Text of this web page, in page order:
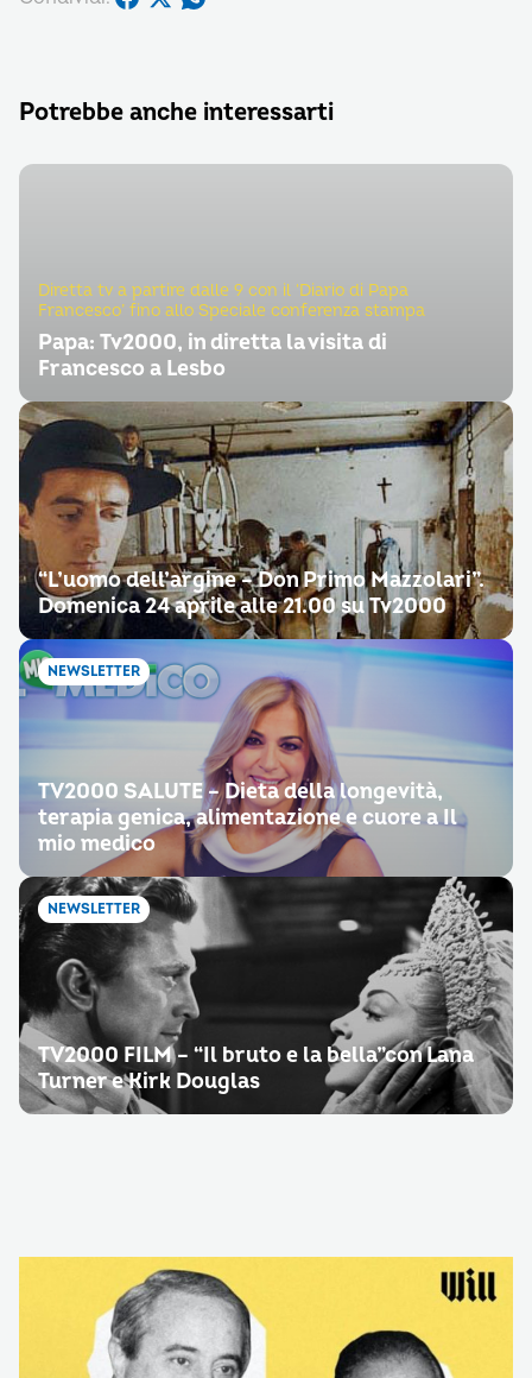
Potrebbe anche interessarti
Diretta tv a partire dalle 9 con il ‘Diario di Papa
Francesco’ fino allo Speciale conferenza stampa
Papa: Tv2000, in diretta la visita di
Francesco a Lesbo
“L’uomo dell’argine – Don Primo Mazzolari”.
Domenica 24 aprile alle 21.00 su Tv2000
NEWSLETTER
TV2000 SALUTE – Dieta della longevità,
terapia genica, alimentazione e cuore a Il
mio medico
NEWSLETTER
TV2000 FILM – “Il bruto e la bella”con Lana
Turner e Kirk Douglas